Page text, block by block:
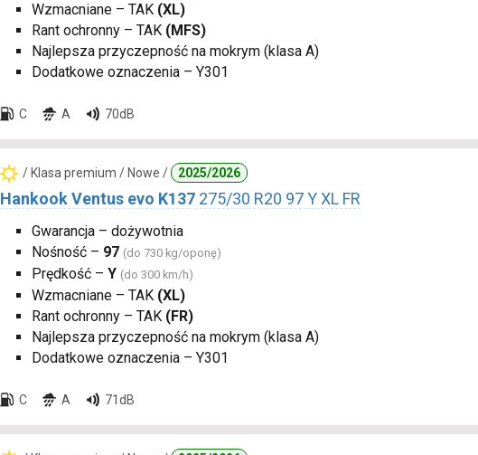
Wzmacniane – TAK (XL)
Rant ochronny – TAK (MFS)
Najlepsza przyczepność na mokrym (klasa A)
Dodatkowe oznaczenia – Y301
C A 70dB
/ Klasa premium / Nowe / 2025/2026
Hankook Ventus evo K137 275/30 R20 97 Y XL FR
Gwarancja – dożywotnia
Nośność – 97 (do 730 kg/oponę)
Prędkość – Y (do 300 km/h)
Wzmacniane – TAK (XL)
Rant ochronny – TAK (FR)
Najlepsza przyczepność na mokrym (klasa A)
Dodatkowe oznaczenia – Y301
C A 71dB